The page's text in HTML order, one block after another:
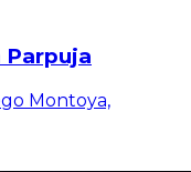
Parpuja
Montoya,